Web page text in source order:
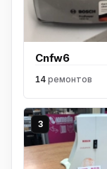
Cnfw6
14 ремонтов
3